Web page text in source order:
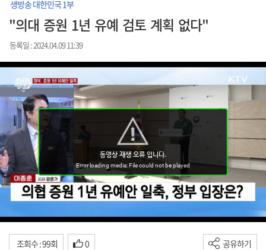
생방송 대한민국 1부
"의대 증원 1년 유예 검토 계획 없다"
등록일 : 2024.04.09 11:39
조회수 : 99회 0 공유하기